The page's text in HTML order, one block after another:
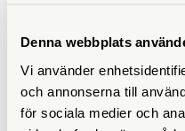
Denna webbplats
Vi använder
och annonserna till
för sociala medier och
1.190 SEK